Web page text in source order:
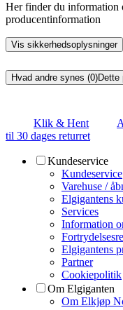
Her finder du information
producentinformation
Vis sikkerhedsoplysninger
Hvad andre synes (0)Dette
Klik & Hent
til 30 dages returret
Kundeservice
Kundeservice
Varehuse /
Elgigantens
Services
Information
Elgigantens
Partner
Cookiepolitik
Om Elgiganten
Om Elkjøp